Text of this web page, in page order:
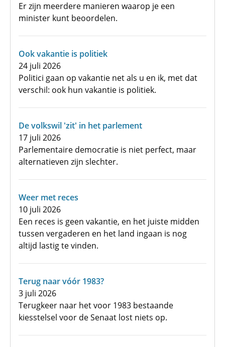
Er zijn meerdere manieren waarop je een
minister kunt beoordelen.
Ook vakantie is politiek
24 juli 2026
Politici gaan op vakantie net als u en ik, met dat
verschil: ook hun vakantie is politiek.
De volkswil 'zit' in het parlement
17 juli 2026
Parlementaire democratie is niet perfect, maar
alternatieven zijn slechter.
Weer met reces
10 juli 2026
Een reces is geen vakantie, en het juiste midden
tussen vergaderen en het land ingaan is nog
altijd lastig te vinden.
Terug naar vóór 1983?
3 juli 2026
Terugkeer naar het voor 1983 bestaande
kiesstelsel voor de Senaat lost niets op.